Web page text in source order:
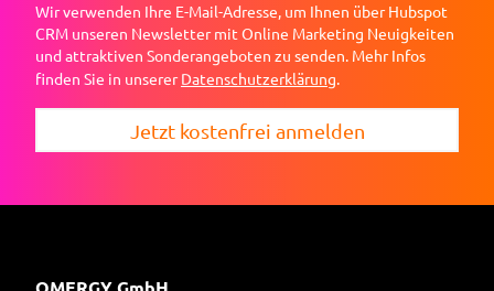
Wir verwenden Ihre E-Mail-Adresse, um Ihnen über Hubspot
CRM unseren Newsletter mit Online Marketing Neuigkeiten
und attraktiven Sonderangeboten zu senden. Mehr Infos
finden Sie in unsererDatenschutzerklärung.
Jetzt kostenfrei anmelden